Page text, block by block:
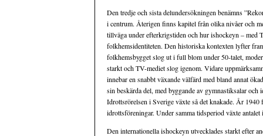
Den tredje och sista delundersökningen benämns
i centrum. Återigen finns kapitel från olika nivåer och
tillväga under efterkrigstiden och hur ishockeyn – med
folkhemsidentiteten. Den historiska kontexten lyfter
folkhemsbygget slog ut i full blom under 50-talet,
starkt och TV-mediet slog igenom. Vidare
innebar en snabbt växande välfärd med bland annat
sin beskärda del, med byggande av gymnastiksalar
Idrottsrörelsen i Sverige växte så det knakade. År
idrottsföreningar. Under samma tidsperiod växte
Den internationella ishockeyn utvecklades starkt efter